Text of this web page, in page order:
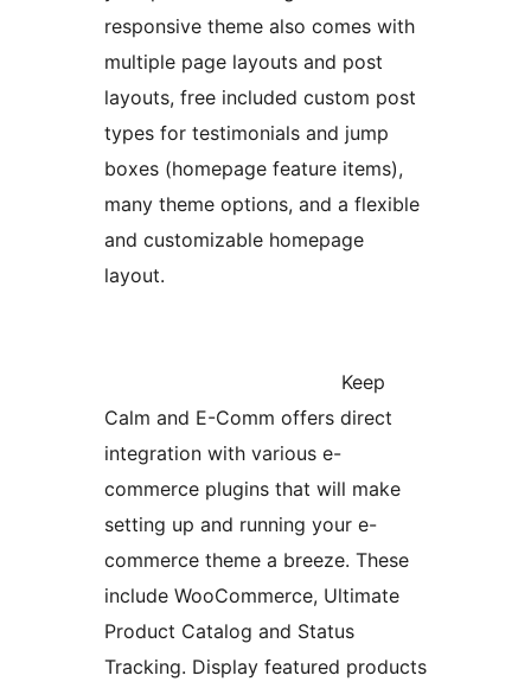
responsive theme also comes with
multiple page layouts and post
layouts, free included custom post
types for testimonials and jump
boxes (homepage feature items),
many theme options, and a flexible
and customizable homepage
layout.
Keep
Calm and E-Comm offers direct
integration with various e-
commerce plugins that will make
setting up and running your e-
commerce theme a breeze. These
include WooCommerce, Ultimate
Product Catalog and Status
Tracking. Display featured products